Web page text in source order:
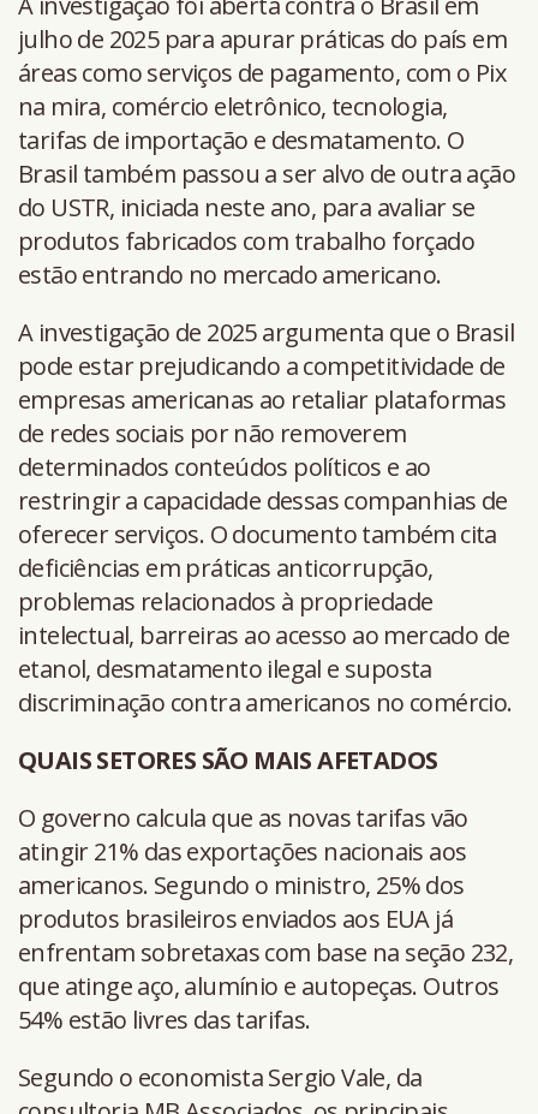
julho de 2025 para apurar práticas do país em
áreas como serviços de pagamento, com o Pix
na mira, comércio eletrônico, tecnologia,
tarifas de importação e desmatamento. O
Brasil também passou a ser alvo de outra ação
do USTR, iniciada neste ano, para avaliar se
produtos fabricados com trabalho forçado
estão entrando no mercado americano.
A investigação de 2025 argumenta que o Brasil
pode estar prejudicando a competitividade de
empresas americanas ao retaliar plataformas
de redes sociais por não removerem
determinados conteúdos políticos e ao
restringir a capacidade dessas companhias de
oferecer serviços. O documento também cita
deficiências em práticas anticorrupção,
problemas relacionados à propriedade
intelectual, barreiras ao acesso ao mercado de
etanol, desmatamento ilegal e suposta
discriminação contra americanos no comércio.
QUAIS SETORES SÃO MAIS AFETADOS
O governo calcula que as novas tarifas vão
atingir 21% das exportações nacionais aos
americanos. Segundo o ministro, 25% dos
produtos brasileiros enviados aos EUA já
enfrentam sobretaxas com base na seção 232,
que atinge aço, alumínio e autopeças. Outros
54% estão livres das tarifas.
Segundo o economista Sergio Vale, da